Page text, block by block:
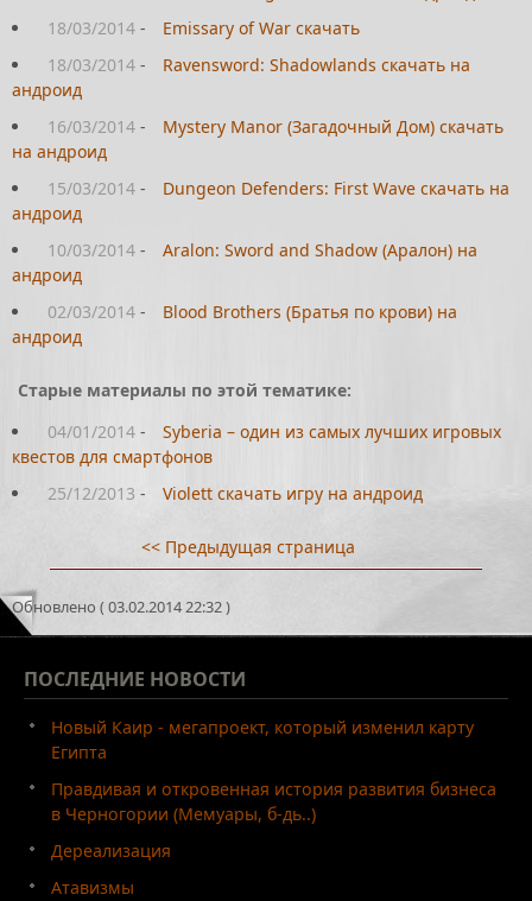
18/03/2014 -
Emissary of War скачать
18/03/2014 -
Ravensword: Shadowlands скачать на
андроид
16/03/2014 -
Mystery Manor (Загадочный Дом) скачать
на андроид
15/03/2014 -
Dungeon Defenders: First Wave скачать на
андроид
10/03/2014 -
Aralon: Sword and Shadow (Аралон) на
андроид
02/03/2014 -
Blood Brothers (Братья по крови) на
андроид
Старые материалы по этой тематике:
04/01/2014 -
Syberia – один из самых лучших игровых
квестов для смартфонов
25/12/2013 - Violett скачать игру на андроид
<< Предыдущая страница
Обновлено ( 03.02.2014 22:32 )
ПОСЛЕДНИЕ НОВОСТИ
Новый Каир - мегапроект, который изменил карту
Египта
Правдивая и откровенная история развития бизнеса
в Черногории (Мемуары, б-дь..)
Дереализация
Атавизмы